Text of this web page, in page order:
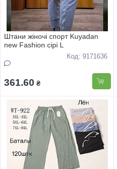
Штани жіночі спорт Kuyadan
new Fashion сірі L
Код: 9171636
361.60 ₴